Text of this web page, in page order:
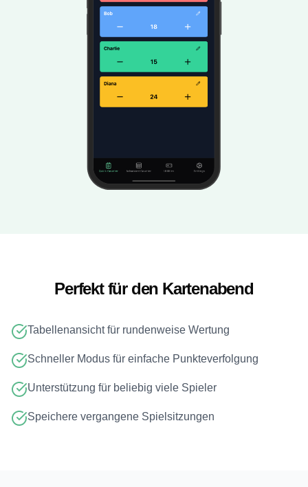
Perfekt für den Kartenabend
Tabellenansicht für rundenweise Wertung
Schneller Modus für einfache Punkteverfolgung
Unterstützung für beliebig viele Spieler
Speichere vergangene Spielsitzungen